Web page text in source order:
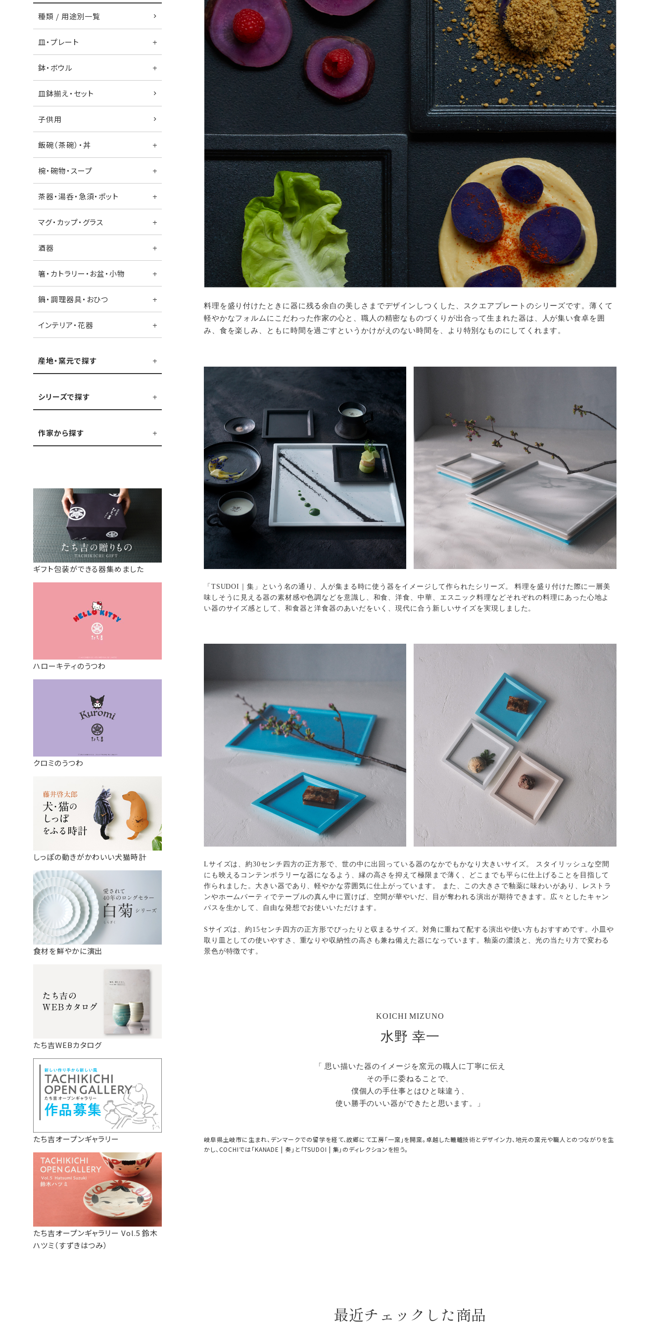
種類 / 用途別一覧
皿・プレート
鉢・ボウル
皿鉢揃え・セット
子供用
飯碗（茶碗）・丼
椀・碗物・スープ
茶器・湯呑・急須・ポット
マグ・カップ・グラス
酒器
箸・カトラリー・お盆・小物
鍋・調理器具・おひつ
インテリア・花器
産地・窯元で探す
シリーズで探す
作家から探す
ギフト包装ができる器集めました
ハローキティのうつわ
クロミのうつわ
しっぽの動きがかわいい犬猫時計
食材を鮮やかに演出
たち吉WEBカタログ
たち吉オープンギャラリー
たち吉オープンギャラリー Vol.5 鈴木
ハツミ（すずきはつみ）
料理を盛り付けたときに器に残る余白の美しさまでデザインしつくした、スクエアプレートのシリーズです。薄くて
軽やかなフォルムにこだわった作家の心と、職人の精密なものづくりが出合って生まれた器は、人が集い食卓を囲
み、食を楽しみ、ともに時間を過ごすというかけがえのない時間を、より特別なものにしてくれます。
「TSUDOI｜集」という名の通り、人が集まる時に使う器をイメージして作られたシリーズ。 料理を盛り付けた際に一層美
味しそうに見える器の素材感や色調などを意識し、和食、洋食、中華、エスニック料理などそれぞれの料理にあった心地よ
い器のサイズ感として、和食器と洋食器のあいだをいく、現代に合う新しいサイズを実現しました。
Lサイズは、約30センチ四方の正方形で、世の中に出回っている器のなかでもかなり大きいサイズ。 スタイリッシュな空間
にも映えるコンテンポラリーな器になるよう、縁の高さを抑えて極限まで薄く、どこまでも平らに仕上げることを目指して
作られました。大きい器であり、軽やかな雰囲気に仕上がっています。 また、この大きさで釉薬に味わいがあり、レストラ
ンやホームパーティでテーブルの真ん中に置けば、空間が華やいだ、目が奪われる演出が期待できます。広々としたキャン
パスを生かして、自由な発想でお使いいただけます。
Sサイズは、約15センチ四方の正方形でぴったりと収まるサイズ。対角に重ねて配する演出や使い方もおすすめです。小皿や
取り皿としての使いやすさ、重なりや収納性の高さも兼ね備えた器になっています。釉薬の濃淡と、光の当たり方で変わる
景色が特徴です。
KOICHI MIZUNO
水野 幸一
「 思い描いた器のイメージを窯元の職人に丁寧に伝え
その手に委ねることで、
僕個人の手仕事とはひと味違う、
使い勝手のいい器ができたと思います。」
岐阜県土岐市に生まれ、デンマークでの留学を経て、故郷にて工房「一窯」を開窯。卓越した轆轤技術とデザイン力、地元の窯元や職人とのつながりを生
かし、COCHIでは「KANADE | 奏」と「TSUDOI | 集」のディレクションを担う。
最近チェックした商品